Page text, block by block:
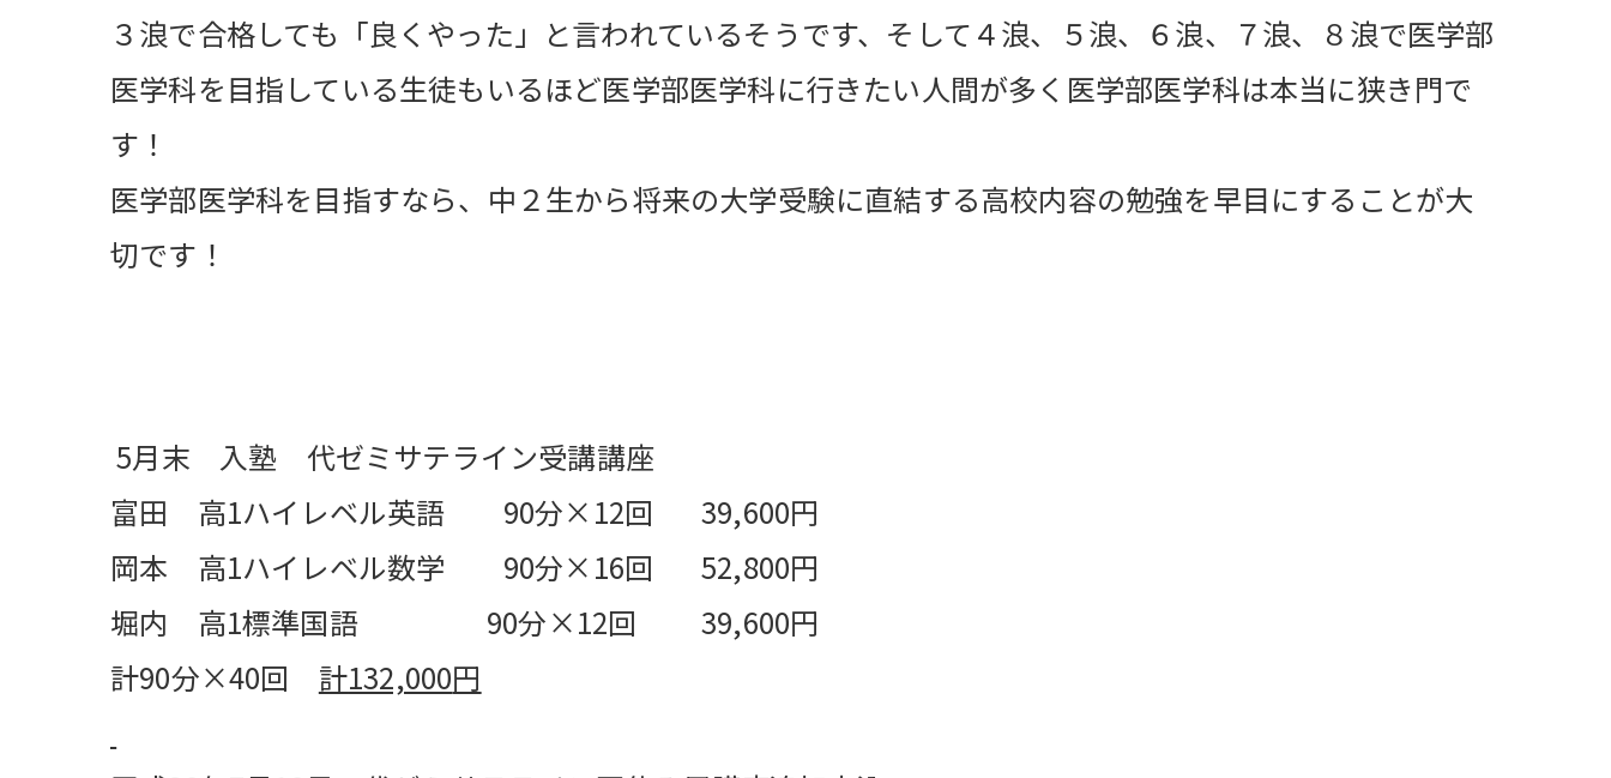
３浪で合格しても「良くやった」と言われているそうです、そして ４浪、５浪、６浪、７浪、８浪で医学部
医学科を目指している生徒もいるほど医学部医学科に行きたい人間が多く医学部医学科は本当に狭き門で
す！
医学部医学科を目指すなら、中２生から将来の大学受験に直結する高校内容の勉強を早目にすることが大
切です！
5月末 入塾 代ゼミサテライン受講講座
富田 高1ハイレベル英語 90分×12回 39,600円
岡本 高1ハイレベル数学 90分×16回 52,800円
堀内 高1標準国語 90分×12回 39,600円
計90分×40回 計132,000円